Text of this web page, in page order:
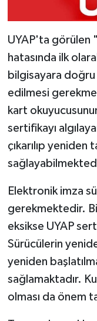
UYAP'ta görülen
hatasında ilk
bilgisayara doğru
edilmesi
kart
sertifikayı
çıkarılıp yeniden
Elektronik imza
gerekmektedir.
eksikse UYAP
Sürücülerin
yeniden
sağlamaktadır.
olması da önem